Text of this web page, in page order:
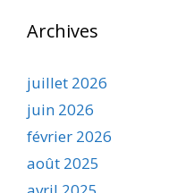
Archives
juillet 2026
juin 2026
février 2026
août 2025